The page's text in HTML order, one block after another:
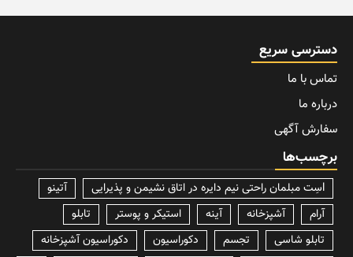
دسترسی سریع
تماس با ما
درباره ما
سفارش آگهی
برچسب‌ها
lسِت مبلمان راحتی نیم دایره در اتاق نشیمن و پذیرایی
آتینو
آرام
آشپزخانه آینه استیکر و پوستر
تابلو
تابلو شاسی
تجسم دکوراسیون
دکوراسیون آشپزخانه